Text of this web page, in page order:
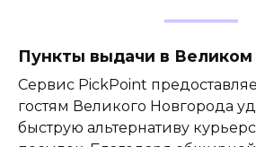
Пункты выдачи в
Сервис PickPoint
гостям Великого Новгорода
быструю альтернативу